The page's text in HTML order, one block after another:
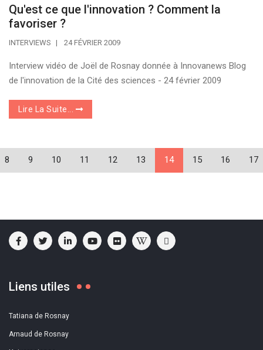
Qu'est ce que l'innovation ? Comment la
favoriser ?
INTERVIEWS 24 FÉVRIER 2009
Interview vidéo de Joël de Rosnay donnée à Innovanews Blog
de l'innovation de la Cité des sciences - 24 février 2009
Lire La Suite...
8 9 10 11 12 13 14 15 16 17
Liens utiles
Tatiana de Rosnay
Arnaud de Rosnay